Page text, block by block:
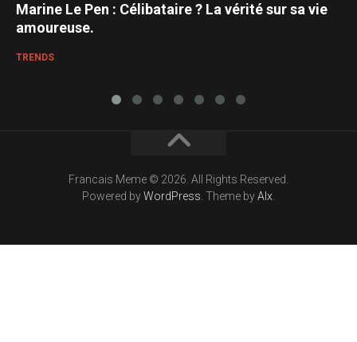
Marine Le Pen : Célibataire ? La vérité sur sa vie
amoureuse.
TRENDS
Francais Meme © 2026. All Rights Reserved.
Powered byWordPress. Theme byAlx.